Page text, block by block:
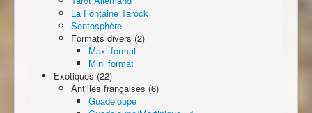
La Fontaine Tarock
Sentosphère
Formats divers (2)
Maxi format
Mini format
Exotiques (22)
Antilles françaises (6)
Guadeloupe